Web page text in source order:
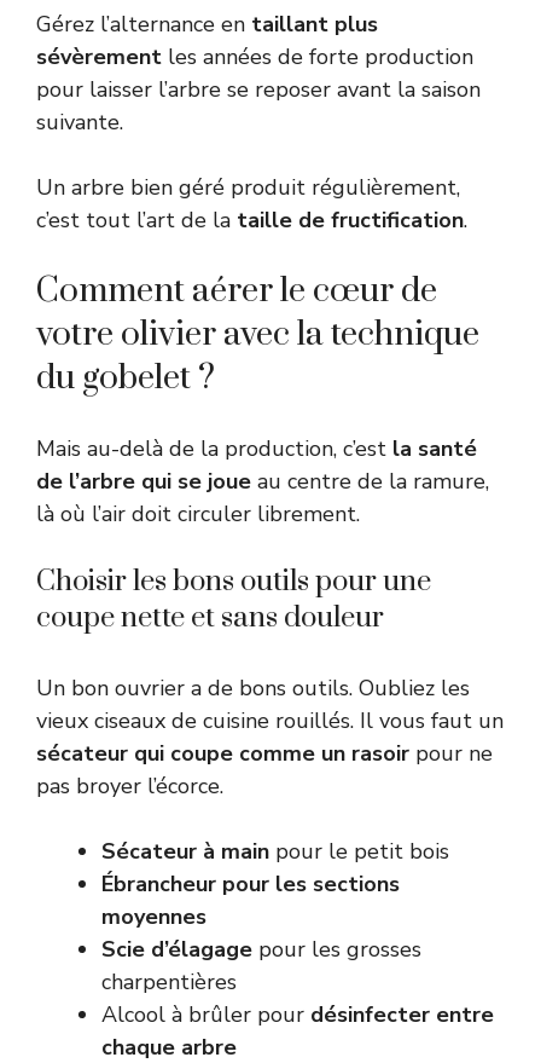
Gérez l’alternance en taillant plus
sévèrement les années de forte production
pour laisser l’arbre se reposer avant la saison
suivante.
Un arbre bien géré produit régulièrement,
c’est tout l’art de la taille de fructification.
Comment aérer le cœur de
votre olivier avec la technique
du gobelet ?
Mais au-delà de la production, c’est la santé
de l’arbre qui se joue au centre de la ramure,
là où l’air doit circuler librement.
Choisir les bons outils pour une
coupe nette et sans douleur
Un bon ouvrier a de bons outils. Oubliez les
vieux ciseaux de cuisine rouillés. Il vous faut un
sécateur qui coupe comme un rasoir pour ne
pas broyer l’écorce.
Sécateur à main pour le petit bois
Ébrancheur pour les sections
moyennes
Scie d’élagage pour les grosses
charpentières
Alcool à brûler pour désinfecter entre
chaque arbre